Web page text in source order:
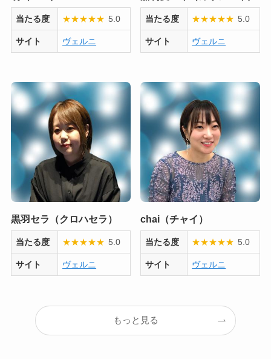
当たる度 ★★★★★ 5.0
サイト ヴェルニ
当たる度 ★★★★★ 5.0
サイト ヴェルニ
黒羽セラ（クロハセラ）
当たる度 ★★★★★ 5.0
サイト ヴェルニ
chai（チャイ）
当たる度 ★★★★★ 5.0
サイト ヴェルニ
もっと見る